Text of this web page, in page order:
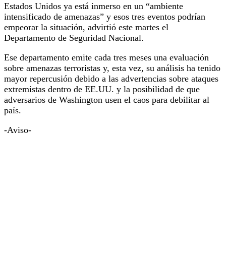
Estados Unidos ya está inmerso en un “ambiente
intensificado de amenazas” y esos tres eventos podrían
empeorar la situación, advirtió este martes el
Departamento de Seguridad Nacional.
Ese departamento emite cada tres meses una evaluación
sobre amenazas terroristas y, esta vez, su análisis ha tenido
mayor repercusión debido a las advertencias sobre ataques
extremistas dentro de EE.UU. y la posibilidad de que
adversarios de Washington usen el caos para debilitar al
país.
-Aviso-